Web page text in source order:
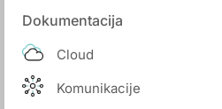
Dokumentacija
Cloud
Komunikacije